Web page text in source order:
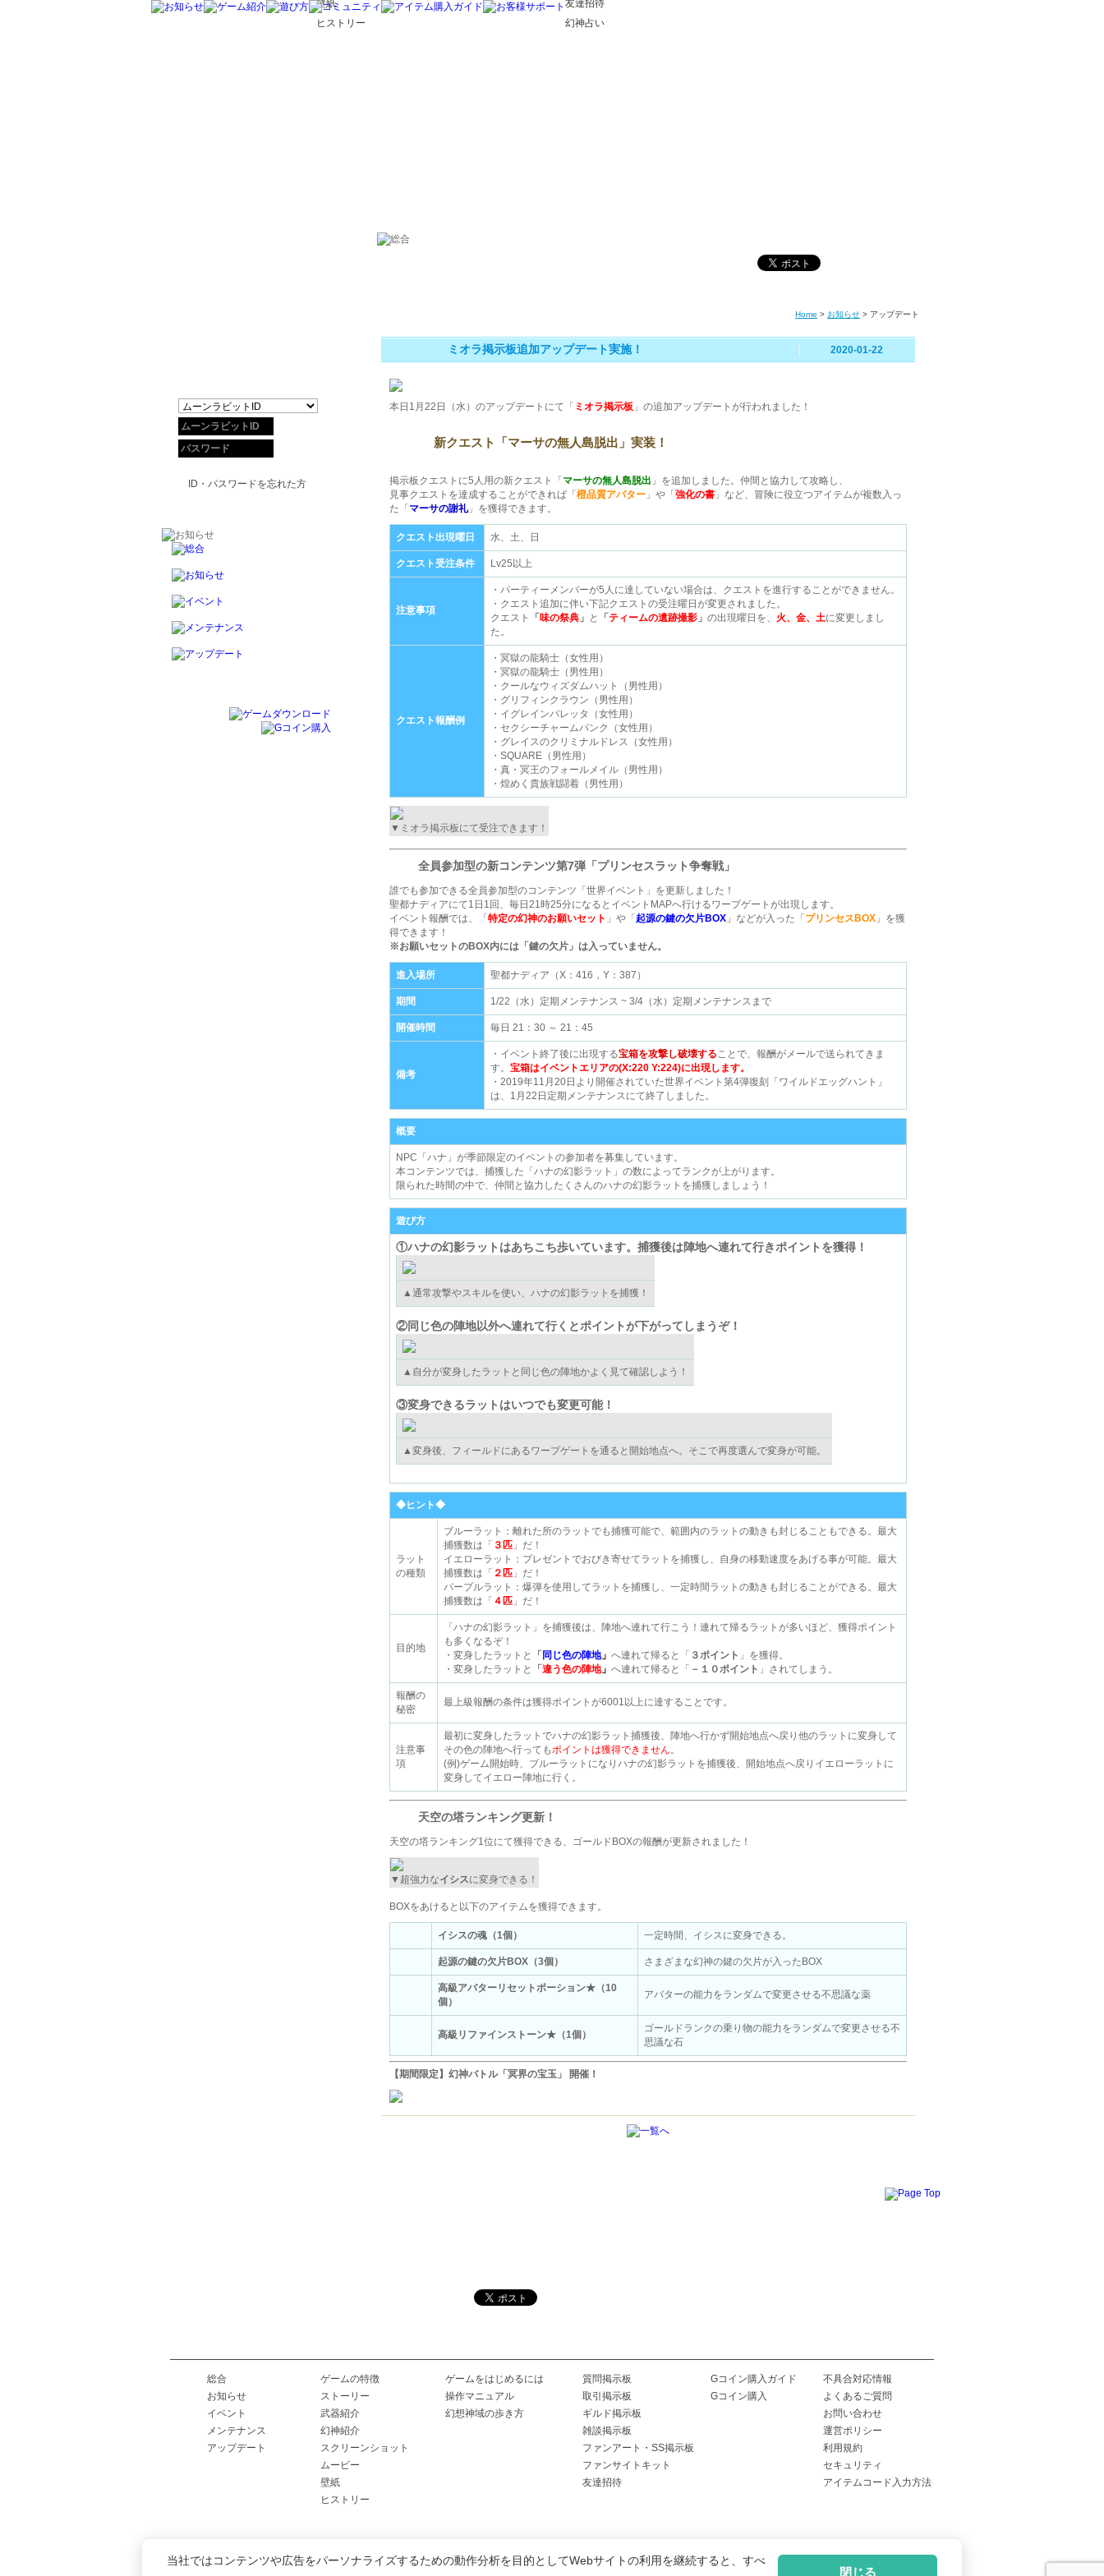
当社ではコンテンツや広告をパーソナライズするための動作分析を目的としてWebサイトの利用を継続すると、すべ
閉じる
壁紙
ヒストリー
友達招待
幻神占い
Home > お知らせ > アップデート
ミオラ掲示板追加アップデート実施！ 2020-01-22
本日1月22日（水）のアップデートにて「 ミオラ掲示板」の追加アップデートが行われました！
新クエスト「マーサの無人島脱出」実装！
掲示板クエストに5人用の新クエスト「 マーサの無人島脱出 」を追加しました。仲間と協力して攻略し、
見事クエストを達成することができれば「 橙品質アバター」や「 強化の書」など、冒険に役立つアイテムが複数入っ
た「 マーサの謝礼」を獲得できます。
クエスト出現曜日 水、土、日
クエスト受注条件 Lv25以上
注意事項
・パーティーメンバーが5人に達していない場合は、クエストを進行することができません。
・クエスト追加に伴い下記クエストの受注曜日が変更されました。
クエスト
「 味の祭典」 と 「 ティームの遺跡撮影」 の出現曜日を、 火、金、土に変更しまし
た。
クエスト報酬例
・冥獄の龍騎士（女性用）
・冥獄の龍騎士（男性用）
・クールなウィズダムハット（男性用）
・グリフィンクラウン（男性用）
・イグレインバレッタ（女性用）
・セクシーチャームパンク（女性用）
・グレイスのクリミナルドレス（女性用）
・SQUARE（男性用）
・真・冥王のフォールメイル（男性用）
・煌めく貴族戦闘着（男性用）
▼ミオラ掲示板にて受注できます！
全員参加型の新コンテンツ第7弾「プリンセスラット争奪戦」
誰でも参加できる全員参加型のコンテンツ「世界イベント」を更新しました！
聖都ナディアにて1日1回、毎日21時25分になるとイベントMAPへ行けるワープゲートが出現します。
イベント報酬では、「 特定の幻神のお願いセット 」や「 起源の鍵の欠片BOX」 などが入った「 プリンセスBOX」を獲
得できます！
※お願いセットのBOX内には「鍵の欠片」は入っていません。
進入場所 聖都ナディア（X：416，Y：387）
期間 1/22（水）定期メンテナンス ~ 3/4（水）定期メンテナンスまで
開催時間 毎日 21：30 ～ 21：45
備考
・イベント終了後に出現する宝箱を攻撃し破壊することで、報酬がメールで送られてきま
す。 宝箱はイベントエリアの(X:220 Y:224)に出現します。
・2019年11月20日より開催されていた世界イベント第4弾復刻「ワイルドエッグハント」
は、1月22日定期メンテナンスにて終了しました。
概要
NPC「ハナ 」が季節限定のイベントの参加者を募集しています。
本コンテンツでは、捕獲した「ハナの幻影ラット」の数によってランクが上がります。
限られた時間の中で、仲間と協力したくさんのハナの幻影ラットを捕獲しましょう！
遊び方
①ハナの幻影ラットはあちこち歩いています。捕獲後は陣地へ連れて行きポイントを獲得！
▲通常攻撃やスキルを使い、ハナの幻影ラットを捕獲！
②同じ色の陣地以外へ連れて行くとポイントが下がってしまうぞ！
▲自分が変身したラットと同じ色の陣地かよく見て確認しよう！
③変身できるラットはいつでも変更可能！
▲変身後、フィールドにあるワープゲートを通ると開始地点へ。そこで再度選んで変身が可能。
◆ヒント◆
ラット
の種類
ブルーラット：離れた所のラットでも捕獲可能で、範囲内のラットの動きも封じることもできる。最大
捕獲数は「 ３匹」だ！
イエローラット：プレゼントでおびき寄せてラットを捕獲し、自身の移動速度をあげる事が可能。最大
捕獲数は「 ２匹」だ！
パープルラット：爆弾を使用してラットを捕獲し、一定時間ラットの動きも封じることができる。最大
捕獲数は「 ４匹」だ！
目的地
「ハナの幻影ラット」を捕獲後は、陣地へ連れて行こう！連れて帰るラットが多いほど、獲得ポイント
も多くなるぞ！
・変身したラットと
「 同じ色の陣地」 へ連れて帰ると「 ３ポイント 」を獲得。
・変身したラットと
「 違う色の陣地」 へ連れて帰ると「 －１０ポイント 」されてしまう。
報酬の
秘密
最上級報酬の条件は獲得ポイントが6001以上に達することです。
注意事
項
最初に変身したラットでハナの幻影ラット捕獲後、陣地へ行かず開始地点へ戻り他のラットに変身して
その色の陣地へ行ってもポイントは獲得できません。
(例)ゲーム開始時、ブルーラットになりハナの幻影ラットを捕獲後、開始地点へ戻りイエローラットに
変身してイエロー陣地に行く。
天空の塔ランキング更新！
天空の塔ランキング1位にて獲得できる、ゴールドBOXの報酬が更新されました！
▼超強力なイシスに変身できる！
BOXをあけると以下のアイテムを獲得できます。
イシスの魂（1個） 一定時間、イシスに変身できる。
起源の鍵の欠片BOX（3個） さまざまな幻神の鍵の欠片が入ったBOX
高級アバターリセットポーション★（10
個）
アバターの能力をランダムで変更させる不思議な薬
高級リファインストーン★（1個）
ゴールドランクの乗り物の能力をランダムで変更させる不
思議な石
【期間限定】幻神バトル「冥界の宝玉」 開催！
ID・パスワードを忘れた方
総合
お知らせ
イベント
メンテナンス
アップデート
ゲームの特徴
ストーリー
武器紹介
幻神紹介
スクリーンショット
ムービー
壁紙
ヒストリー
ゲームをはじめるには
操作マニュアル
幻想神域の歩き方
質問掲示板
取引掲示板
ギルド掲示板
雑談掲示板
ファンアート・SS掲示板
ファンサイトキット
友達招待
Gコイン購入ガイド
Gコイン購入
不具合対応情報
よくあるご質問
お問い合わせ
運営ポリシー
利用規約
セキュリティ
アイテムコード入力方法